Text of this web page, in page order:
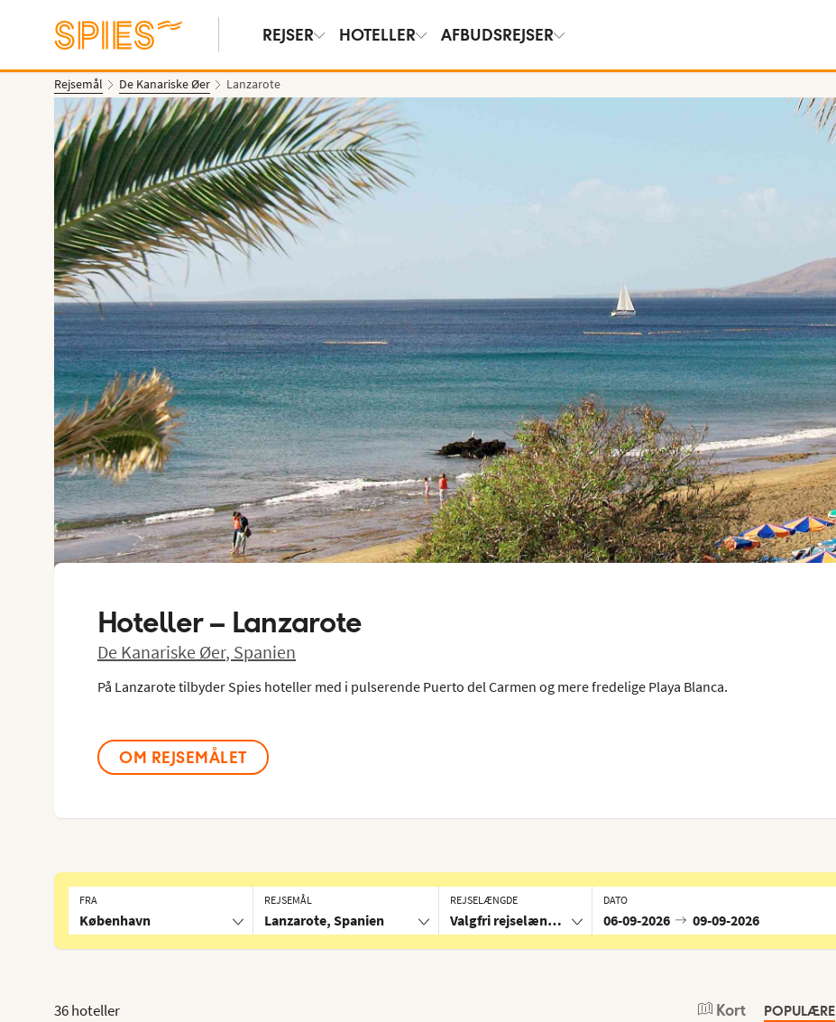
REJSER HOTELLER AFBUDSREJSER
Rejsemål De Kanariske Øer Lanzarote
Vis film og billeder
Hoteller – Lanzarote
De Kanariske Øer, Spanien
På Lanzarote tilbyder Spies hoteller med i pulserende Puerto del Carmen og mere fredelige Playa Blanca.
OM REJSEMÅLET
FRA
København
REJSEMÅL
Lanzarote, Spanien
REJSELÆNGDE
Valgfri rejselængde
DATO
06-09-2026 09-09-2026
POPULÆRE
36 hoteller Kort